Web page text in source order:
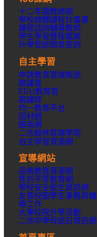
十二年國教總綱
學校總體課程計畫書
課程諮詢輔導教師
學生學習歷程檔案
升學管道簡章查詢
自主學習
申請教育雲端帳號
酷課雲
EDU教育雲
磨課師
均一教育平台
因材網
酷英網
二信翰林雲端學院
自主學習資源網
宣導網站
品格教育資源網
性別平等教育網
學校安全衛生資訊網
友善校園學生事務與輔
導工作
大專校院升學活動
二信中學母語日資訊網